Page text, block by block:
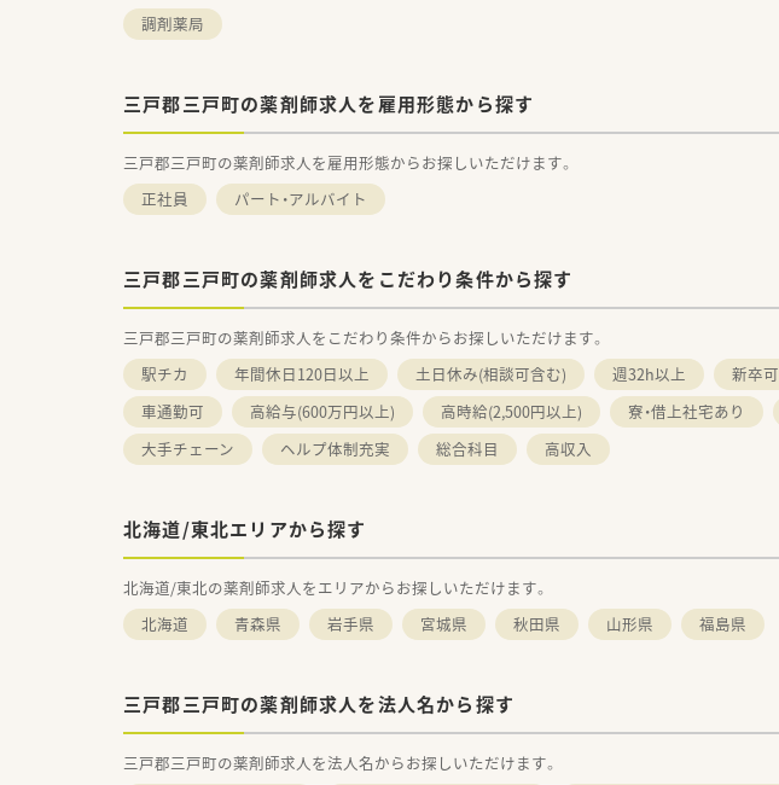
調剤薬局
三戸郡三戸町の薬剤師求人を雇用形態から探す
三戸郡三戸町の薬剤師求人を雇用形態からお探しいただけます。
正社員
パート・アルバイト
三戸郡三戸町の薬剤師求人をこだわり条件から探す
三戸郡三戸町の薬剤師求人をこだわり条件からお探しいただけます。
駅チカ
年間休日120日以上 土日休み(相談可含む) 週32h以上 新卒可
車通勤可
高給与(600万円以上) 高時給(2,500円以上) 寮・借上社宅あり
大手チェーン
ヘルプ体制充実 総合科目 高収入
北海道/東北エリアから探す
北海道/東北の薬剤師求人をエリアからお探しいただけます。
北海道
青森県 岩手県 宮城県 秋田県 山形県 福島県
三戸郡三戸町の薬剤師求人を法人名から探す
三戸郡三戸町の薬剤師求人を法人名からお探しいただけます。